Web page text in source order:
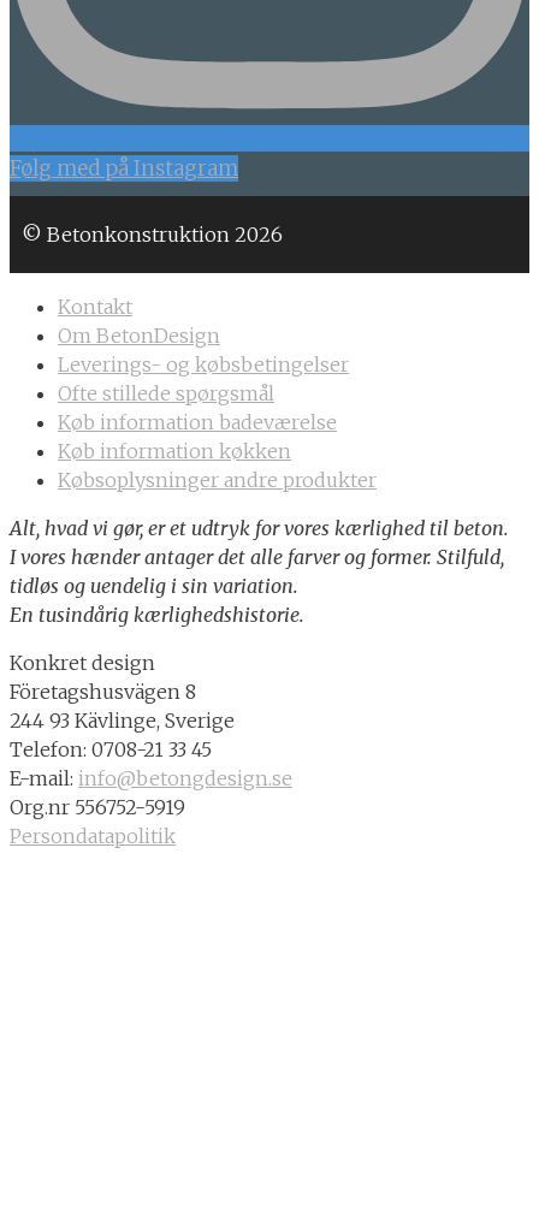
Følg med på Instagram
© Betonkonstruktion 2026
Kontakt
Om BetonDesign
Leverings- og købsbetingelser
Ofte stillede spørgsmål
Køb information badeværelse
Køb information køkken
Købsoplysninger andre produkter
Alt, hvad vi gør, er et udtryk for vores kærlighed til beton.
I vores hænder antager det alle farver og former. Stilfuld,
tidløs og uendelig i sin variation.
En tusindårig kærlighedshistorie.
Konkret design
Företagshusvägen 8
244 93 Kävlinge, Sverige
Telefon: 0708-21 33 45
E-mail: info@betongdesign.se
Org.nr 556752-5919
Persondatapolitik